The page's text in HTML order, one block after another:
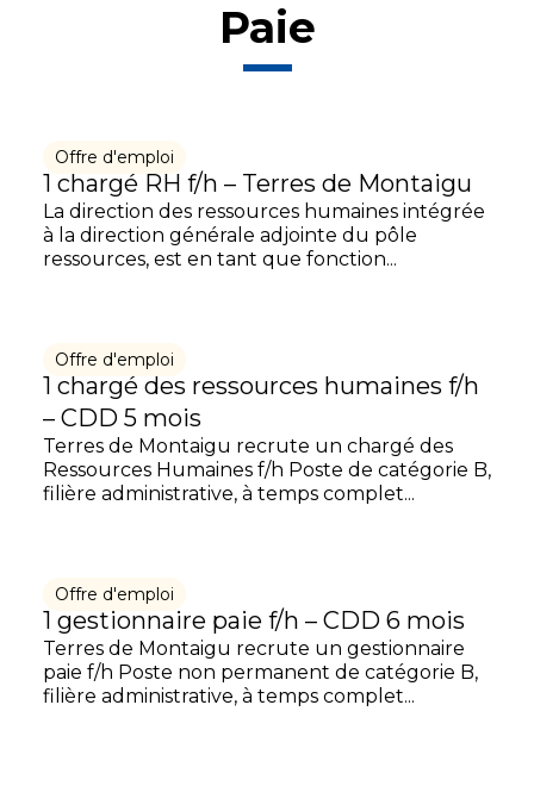
Paie
Offre d'emploi
1 chargé RH f/h – Terres de Montaigu
La direction des ressources humaines intégrée
à la direction générale adjointe du pôle
ressources, est en tant que fonction...
Offre d'emploi
1 chargé des ressources humaines f/h
– CDD 5 mois
Terres de Montaigu recrute un chargé des
Ressources Humaines f/h Poste de catégorie B,
filière administrative, à temps complet...
Offre d'emploi
1 gestionnaire paie f/h – CDD 6 mois
Terres de Montaigu recrute un gestionnaire
paie f/h Poste non permanent de catégorie B,
filière administrative, à temps complet...